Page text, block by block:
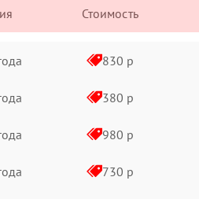
Стоимость
830 р
380 р
980 р
730 р